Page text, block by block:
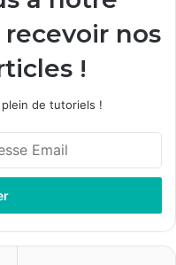
nos
!
de tutoriels !